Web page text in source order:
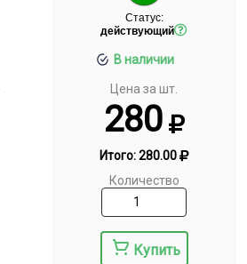
Статус:
действующий
В наличии
Цена за шт.
280
Итого:280.00
Количество
Купить